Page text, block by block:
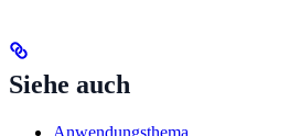
Siehe auch
Anwendungsthema